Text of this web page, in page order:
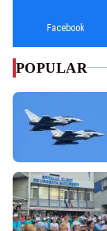
Facebook
POPULAR